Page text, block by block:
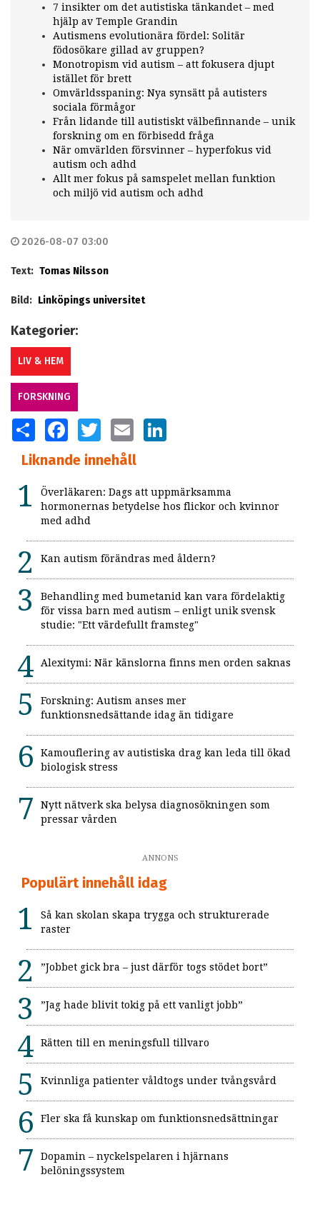
7 insikter om det autistiska tänkandet – med
hjälp av Temple Grandin
Autismens evolutionära fördel: Solitär
födosökare gillad av gruppen?
Monotropism vid autism – att fokusera djupt
istället för brett
Omvärldsspaning: Nya synsätt på autisters
sociala förmågor
Från lidande till autistiskt välbefinnande – unik
forskning om en förbisedd fråga
När omvärlden försvinner – hyperfokus vid
autism och adhd
Allt mer fokus på samspelet mellan funktion
och miljö vid autism och adhd
2026-08-07 03:00
Text: Tomas Nilsson
Bild: Linköpings universitet
Kategorier:
LIV & HEM
FORSKNING
SHARE FACEBOOKTWITTER EMAIL
Liknande innehåll
Överläkaren: Dags att uppmärksamma
hormonernas betydelse hos flickor och kvinnor
med adhd
Kan autism förändras med åldern?
Behandling med bumetanid kan vara fördelaktig
för vissa barn med autism – enligt unik svensk
studie: "Ett värdefullt framsteg"
Alexitymi: När känslorna finns men orden saknas
Forskning: Autism anses mer
funktionsnedsättande idag än tidigare
Kamouflering av autistiska drag kan leda till ökad
biologisk stress
Nytt nätverk ska belysa diagnosökningen som
pressar vården
ANNONS
Populärt innehåll idag
Så kan skolan skapa trygga och strukturerade
raster
”Jobbet gick bra – just därför togs stödet bort”
”Jag hade blivit tokig på ett vanligt jobb”
Rätten till en meningsfull tillvaro
Kvinnliga patienter våldtogs under tvångsvård
Fler ska få kunskap om funktionsnedsättningar
Dopamin – nyckelspelaren i hjärnans
belöningssystem